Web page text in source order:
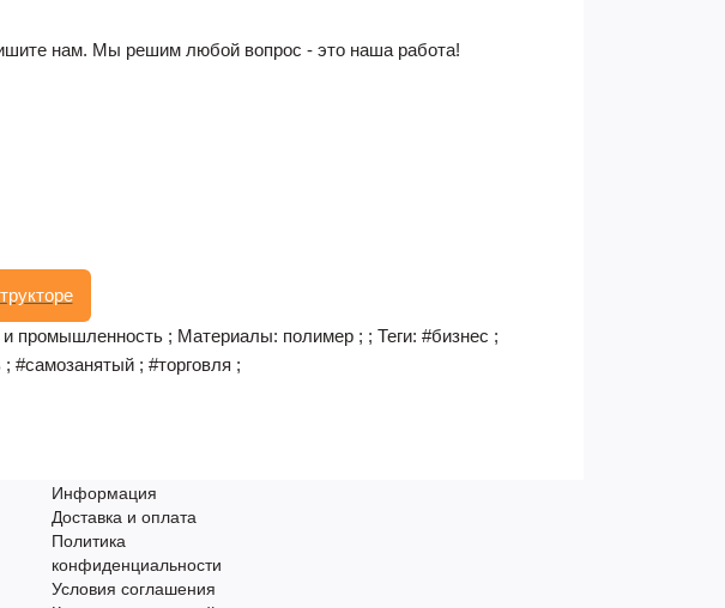
нам. Мы решим любой вопрос - это наша работа!
и промышленность ; Материалы: полимер ; ; Теги: #бизнес ;
#самозанятый ; #торговля ;
Информация
Доставка и оплата
Политика
конфиденциальности
Условия соглашения